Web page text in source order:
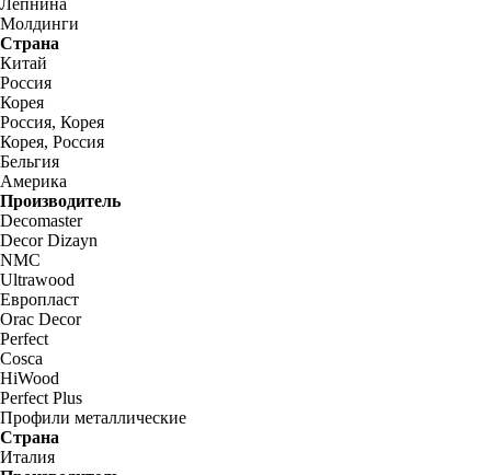
Лепнина
Молдинги
Страна
Китай
Россия
Корея
Россия, Корея
Корея, Россия
Бельгия
Америка
Производитель
Decomaster
Decor Dizayn
NMC
Ultrawood
Европласт
Orac Decor
Perfect
Cosca
HiWood
Perfect Plus
Профили металлические
Страна
Италия